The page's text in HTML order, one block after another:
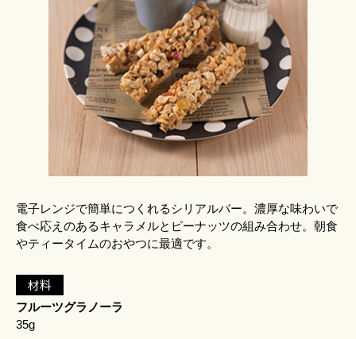
電子レンジで簡単につくれるシリアルバー。濃厚な味わいで
食べ応えのあるキャラメルとピーナッツの組み合わせ。朝食
やティータイムのおやつに最適です。
材料
フルーツグラノーラ
35g